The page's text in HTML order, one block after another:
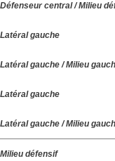
Défenseur central / Milieu
Latéral gauche
Latéral gauche / Milieu
Latéral gauche
Latéral gauche / Milieu
Milieu défensif